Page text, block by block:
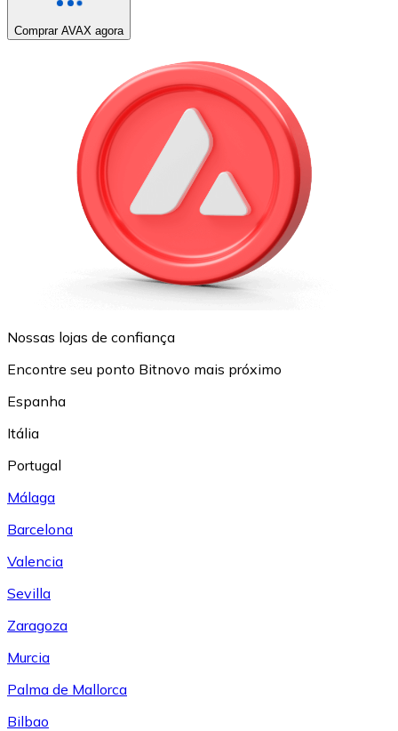
Comprar AVAX agora
Nossas lojas de confiança
Encontre seu ponto Bitnovo mais próximo
Espanha
Itália
Portugal
Málaga
Barcelona
Valencia
Sevilla
Zaragoza
Murcia
Palma de Mallorca
Bilbao